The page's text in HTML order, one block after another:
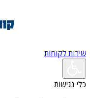
שירות לקוחות
כלי נגישות